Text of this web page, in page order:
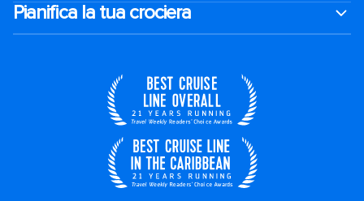
Pianifica la tua crociera